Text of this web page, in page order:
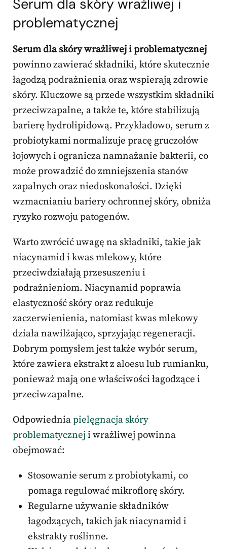
Serum dla skóry wrażliwej i
problematycznej
Serum dla skóry wrażliwej i problematycznej
powinno zawierać składniki, które skutecznie
łagodzą podrażnienia oraz wspierają zdrowie
skóry. Kluczowe są przede wszystkim składniki
przeciwzapalne, a także te, które stabilizują
barierę hydrolipidową. Przykładowo, serum z
probiotykami normalizuje pracę gruczołów
łojowych i ogranicza namnażanie bakterii, co
może prowadzić do zmniejszenia stanów
zapalnych oraz niedoskonałości. Dzięki
wzmacnianiu bariery ochronnej skóry, obniża
ryzyko rozwoju patogenów.
Warto zwrócić uwagę na składniki, takie jak
niacynamid i kwas mlekowy, które
przeciwdziałają przesuszeniu i
podrażnieniom. Niacynamid poprawia
elastyczność skóry oraz redukuje
zaczerwienienia, natomiast kwas mlekowy
działa nawilżająco, sprzyjając regeneracji.
Dobrym pomysłem jest także wybór serum,
które zawiera ekstrakt z aloesu lub rumianku,
ponieważ mają one właściwości łagodzące i
przeciwzapalne.
Odpowiedniapielęgnacja skóry
problematyczneji wrażliwej powinna
obejmować:
Stosowanie serum z probiotykami, co
pomaga regulować mikroflorę skóry.
Regularne używanie składników
łagodzących, takich jak niacynamid i
ekstrakty roślinne.